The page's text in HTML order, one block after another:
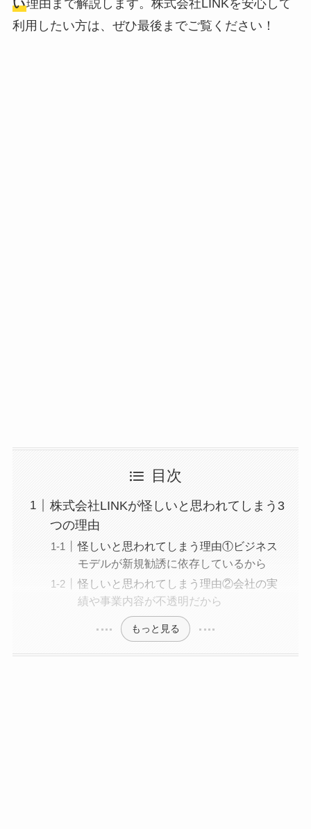
い理由まで解説します。株式会社LINKを安心して
利用したい方は、ぜひ最後までご覧ください！
目次
株式会社LINKが怪しいと思われてしまう3
つの理由
怪しいと思われてしまう理由①ビジネス
モデルが新規勧誘に依存しているから
怪しいと思われてしまう理由②会社の実
績や事業内容が不透明だから
もっと見る